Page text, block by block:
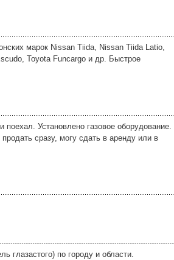
марок Nissan Tiida, Nissan Tiida Latio,
Toyota Funcargo и др. Быстрое
Установлено газовое оборудование.
сразу, могу сдать в аренду или в
глазастого) по городу и области.